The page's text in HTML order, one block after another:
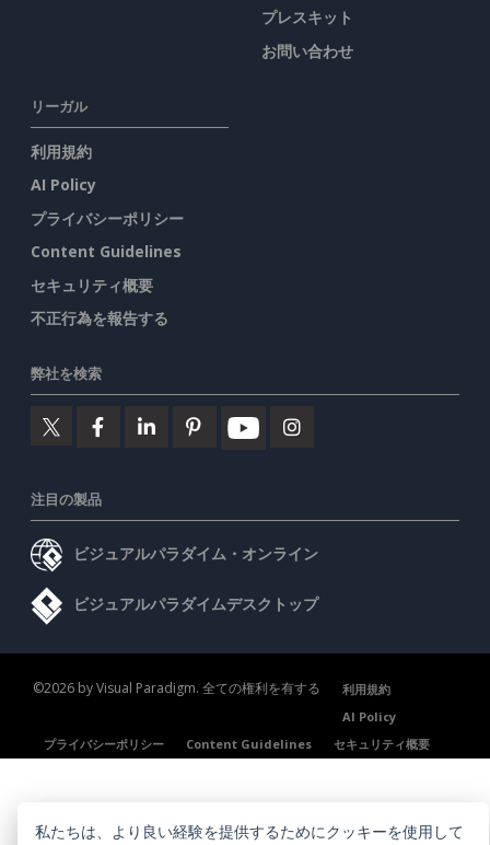
プレスキット
お問い合わせ
リーガル
利用規約
AI Policy
プライバシーポリシー
Content Guidelines
セキュリティ概要
不正行為を報告する
弊社を検索
注目の製品
ビジュアルパラダイム・オンライン
ビジュアルパラダイムデスクトップ
©2026 by Visual Paradigm. 全ての権利を有する
利用規約
AI Policy
プライバシーポリシー
Content Guidelines セキュリティ概要
私たちは、より良い経験を提供するためにクッキーを使用して